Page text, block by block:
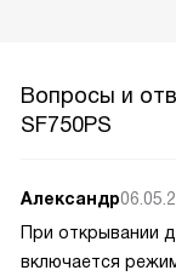
Вопросы и
SF750PS
Александр
При открывании
включается